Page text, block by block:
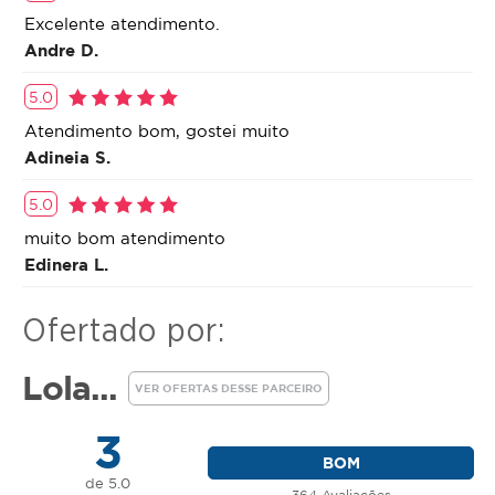
Excelente atendimento.
Andre D.
5.0
Atendimento bom, gostei muito
Adineia S.
5.0
muito bom atendimento
Edinera L.
Ofertado por:
Lola... VER OFERTAS DESSE PARCEIRO
3
de 5.0
BOM